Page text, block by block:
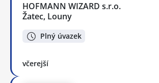
HOFMANN WIZARD s.r.o.
Žatec, Louny
Plný úvazek
včerejší